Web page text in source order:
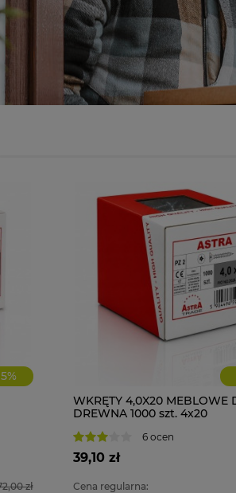
%
zł
WKRĘTY 4,0X20 MEBLOWE
DREWNA 1000 szt. 4x20
6 ocen
39,10 zł
Cena regularna: